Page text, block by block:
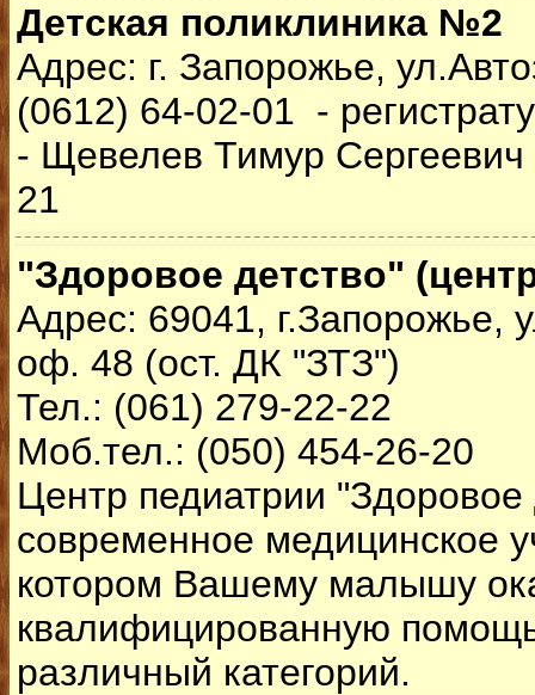
Детская поликлиника №2
Адрес: г. Запорожье,
(0612) 64-02-01 -
- Щевелев Тимур
21
"Здоровое детство"
Адрес: 69041, г.Запорожье,
оф. 48 (ост. ДК "ЗТЗ")
Тел.: (061) 279-22-22
Моб.тел.: (050) 454-26-20
Центр педиатрии "Здоровое
современное медицинское
котором Вашему малышу
квалифицированную
различный категорий.